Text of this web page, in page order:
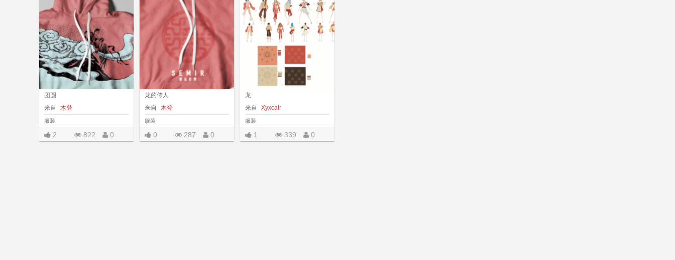
团圆
来自
木登
服装
2 822
0
龙的传人
来自
木登
服装
0 287
0
龙
来自
Xyxcair
服装
1 339
0